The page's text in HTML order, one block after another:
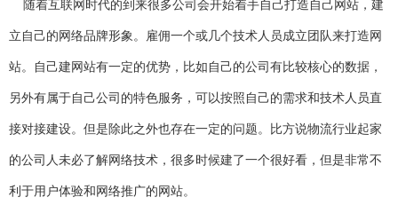
随着互联网时代的到来很多公司会开始着手自己打造自己网站，建
立自己的网络品牌形象。雇佣一个或几个技术人员成立团队来打造网
站。自己建网站有一定的优势，比如自己的公司有比较核心的数据，
另外有属于自己公司的特色服务，可以按照自己的需求和技术人员直
接对接建设。但是除此之外也存在一定的问题。比方说物流行业起家
的公司人未必了解网络技术，很多时候建了一个很好看，但是非常不
利于用户体验和网络推广的网站。